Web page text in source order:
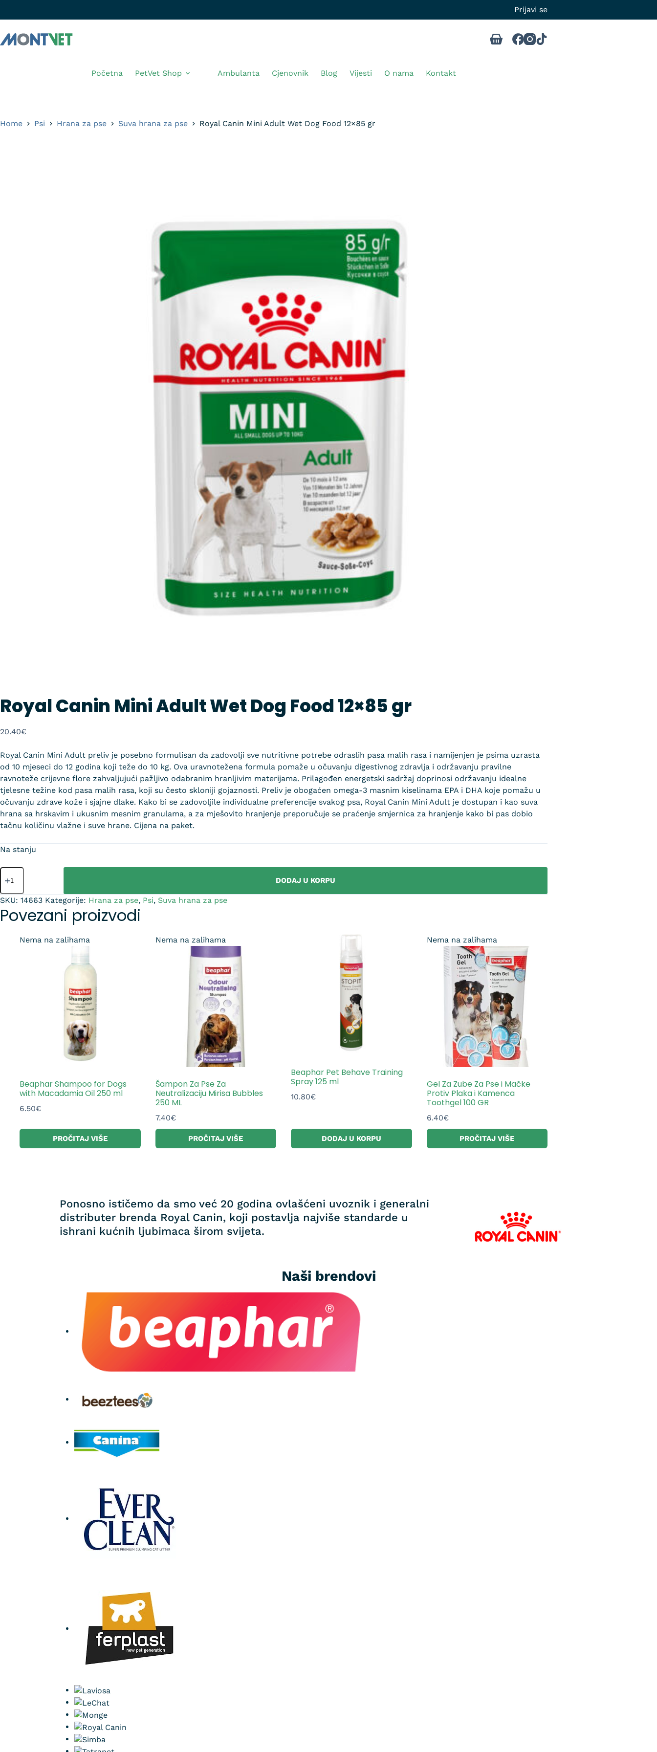
Prijavi se
Početna PetVet Shop Ambulanta Cjenovnik Blog Vijesti O nama Kontakt
Home Psi Hrana za pse Suva hrana za pse Royal Canin Mini Adult Wet Dog Food 12×85 gr
Royal Canin Mini Adult Wet Dog Food 12×85 gr
20.40€
Royal Canin Mini Adult preliv je posebno formulisan da zadovolji sve nutritivne potrebe odraslih pasa malih rasa i namijenjen je psima uzrasta
od 10 mjeseci do 12 godina koji teže do 10 kg. Ova uravnotežena formula pomaže u očuvanju digestivnog zdravlja i održavanju pravilne
ravnoteže crijevne flore zahvaljujući pažljivo odabranim hranljivim materijama. Prilagođen energetski sadržaj doprinosi održavanju idealne
tjelesne težine kod pasa malih rasa, koji su često skloniji gojaznosti. Preliv je obogaćen omega-3 masnim kiselinama EPA i DHA koje pomažu u
očuvanju zdrave kože i sjajne dlake. Kako bi se zadovoljile individualne preferencije svakog psa, Royal Canin Mini Adult je dostupan i kao suva
hrana sa hrskavim i ukusnim mesnim granulama, a za mješovito hranjenje preporučuje se praćenje smjernica za hranjenje kako bi pas dobio
tačnu količinu vlažne i suve hrane. Cijena na paket.
Na stanju
DODAJ U KORPU
SKU: 14663 Kategorije: Hrana za pse, Psi, Suva hrana za pse
Povezani proizvodi
Nema na zalihama
Beaphar Shampoo for Dogs
with Macadamia Oil 250 ml
6.50€
PROČITAJ VIŠE
Nema na zalihama
Šampon Za Pse Za
Neutralizaciju Mirisa Bubbles
250 ML
7.40€
PROČITAJ VIŠE
Beaphar Pet Behave Training
Spray 125 ml
10.80€
DODAJ U KORPU
Nema na zalihama
Gel Za Zube Za Pse i Mačke
Protiv Plaka i Kamenca
Toothgel 100 GR
6.40€
PROČITAJ VIŠE
Ponosno ističemo da smo već 20 godina ovlašćeni uvoznik i generalni
distributer brenda Royal Canin, koji postavlja najviše standarde u
ishrani kućnih ljubimaca širom svijeta.
Naši brendovi